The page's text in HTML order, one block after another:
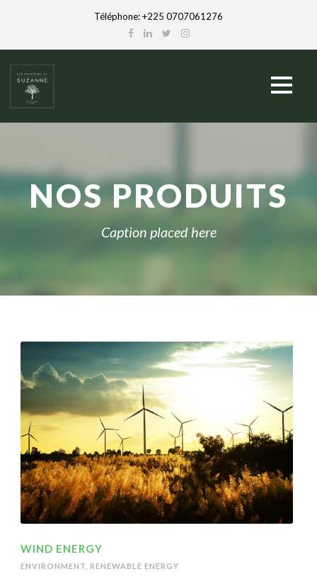
Téléphone: +225 0707061276
NOS PRODUITS
Caption placed here
WIND ENERGY
ENVIRONMENT RENEWABLE ENERGY